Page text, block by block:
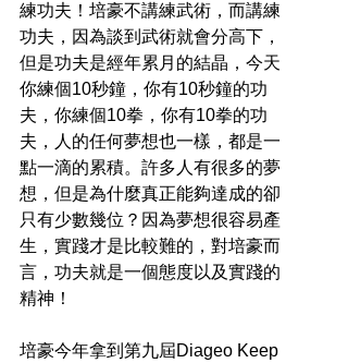
練功夫！培豪不講練武術，而講練
功夫，因為談到武術就會分高下，
但是功夫是經年累月的結晶，今天
你練個10秒鐘，你有10秒鐘的功
夫，你練個10拳，你有10拳的功
夫，人的任何夢想也一樣，都是一
點一滴的累積。許多人有很多的夢
想，但是為什麼真正能夠達成的卻
只有少數幾位？因為夢想很容易產
生，實踐才是比較難的，對培豪而
言，功夫就是一個態度以及實踐的
精神！
培豪今年拿到第九屆Diageo Keep